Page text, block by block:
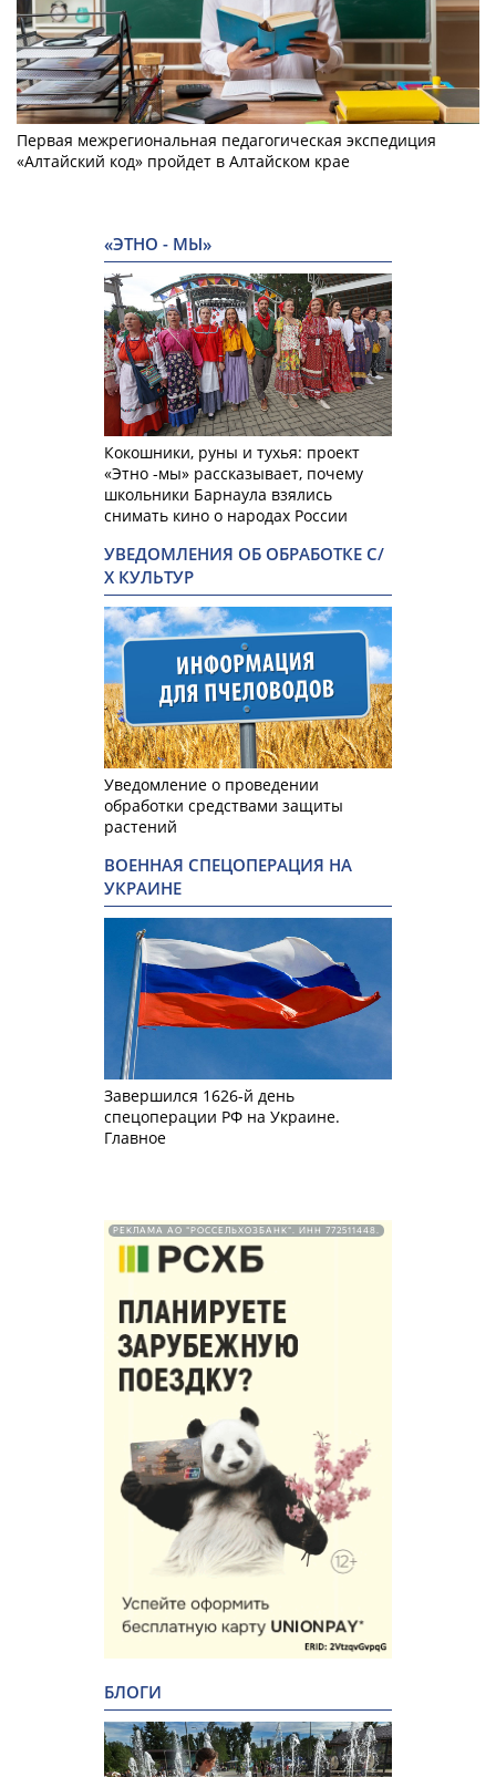
Первая межрегиональная педагогическая экспедиция
«Алтайский код» пройдет в Алтайском крае
«ЭТНО - МЫ»
Кокошники, руны и тухья: проект
«Этно -мы» рассказывает, почему
школьники Барнаула взялись
снимать кино о народах России
УВЕДОМЛЕНИЯ ОБ ОБРАБОТКЕ С/
Х КУЛЬТУР
Уведомление о проведении
обработки средствами защиты
растений
ВОЕННАЯ СПЕЦОПЕРАЦИЯ НА
УКРАИНЕ
Завершился 1626-й день
спецоперации РФ на Украине.
Главное
РЕКЛАМА АО "РОССЕЛЬХОЗБАНК". ИНН 772511448.
БЛОГИ